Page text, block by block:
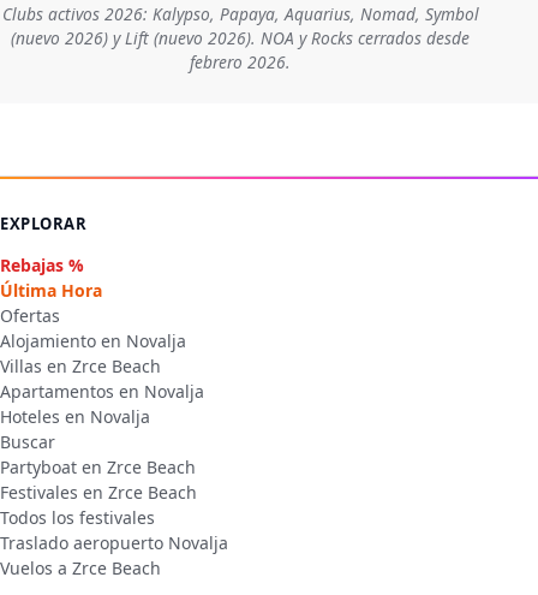
Clubs activos 2026: Kalypso, Papaya, Aquarius, Nomad, Symbol
(nuevo 2026) y Lift (nuevo 2026). NOA y Rocks cerrados desde
febrero 2026.
EXPLORAR
Rebajas %
Última Hora
Ofertas
Alojamiento en Novalja
Villas en Zrce Beach
Apartamentos en Novalja
Hoteles en Novalja
Buscar
Partyboat en Zrce Beach
Festivales en Zrce Beach
Todos los festivales
Traslado aeropuerto Novalja
Vuelos a Zrce Beach